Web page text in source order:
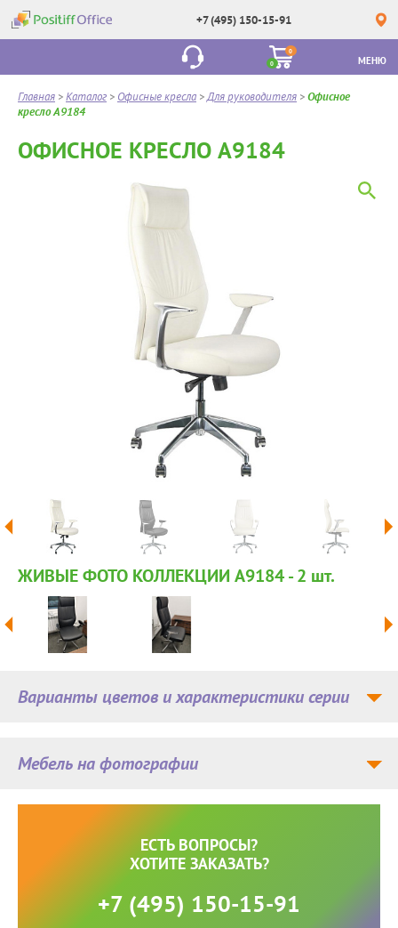
+7 (495) 150-15-91
0
0
МЕНЮ
Главная >Каталог > Офисные кресла >Для руководителя >Офисное
кресло A9184
ОФИСНОЕ КРЕСЛО A9184
ЖИВЫЕ ФОТО КОЛЛЕКЦИИ A9184 - 2 шт.
Мебель на фотографии
Варианты цветов и характеристики серии
ЕСТЬ ВОПРОСЫ?
ХОТИТЕ ЗАКАЗАТЬ?
+7 (495) 150-15-91